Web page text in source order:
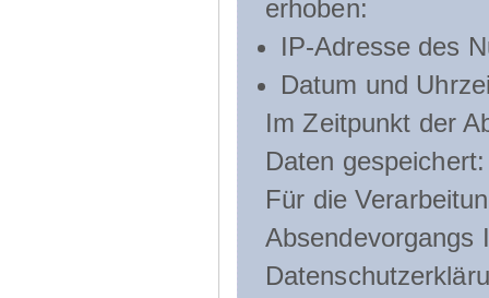
erhoben:
IP-Adresse des
Datum und
Im Zeitpunkt der
Daten gespeichert:
Für die
Absendevorgangs